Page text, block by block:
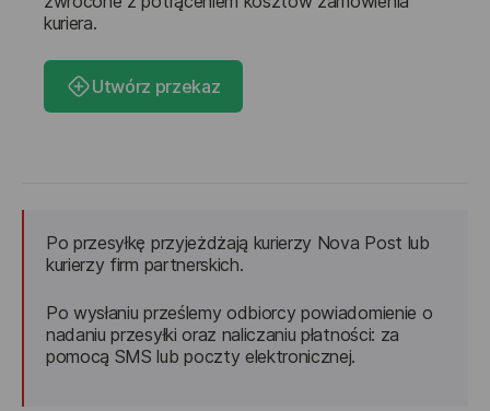
kuriera.
Utwórz przekaz
Po przesyłkę przyjeżdżają kurierzy Nova Post lub
kurierzy firm partnerskich.
Po wysłaniu prześlemy odbiorcy powiadomienie o
nadaniu przesyłki oraz naliczaniu płatności: za
pomocą SMS lub poczty elektronicznej.